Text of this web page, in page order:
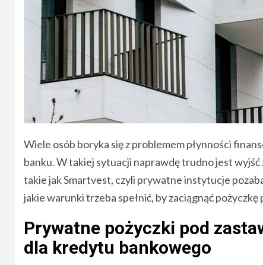
Wiele osób boryka się z problemem płynności
banku. W takiej sytuacji naprawdę trudno jest
takie jak Smartvest, czyli prywatne instytucje
jakie warunki trzeba spełnić, by zaciągnąć
Prywatne pożyczki pod
dla kredytu bankowego